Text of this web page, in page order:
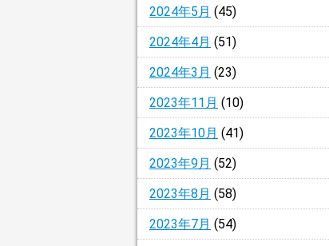
2024年5月 (45)
2024年4月 (51)
2024年3月 (23)
2023年11月 (10)
2023年10月 (41)
2023年9月 (52)
2023年8月 (58)
2023年7月 (54)